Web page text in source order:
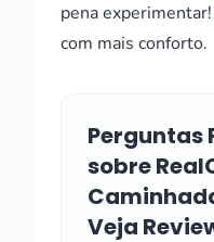
pena experimentar!
com mais conforto.
Perguntas
sobre
Veja